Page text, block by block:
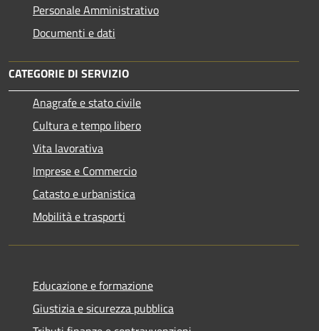
Personale Amministrativo
Documenti e dati
CATEGORIE DI SERVIZIO
Anagrafe e stato civile
Cultura e tempo libero
Vita lavorativa
Imprese e Commercio
Catasto e urbanistica
Mobilità e trasporti
Educazione e formazione
Giustizia e sicurezza pubblica